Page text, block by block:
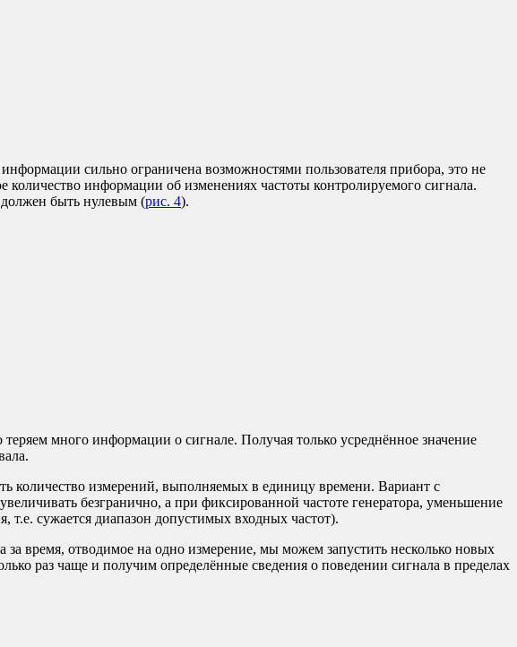
сильно ограничена возможностями пользователя прибора, это не
информации об изменениях частоты контролируемого сигнала.
быть нулевым (рис. 4).
много информации о сигнале. Получая только усреднённое значение
количество измерений, выполняемых в единицу времени. Вариант с
безгранично, а при фиксированной частоте генератора, уменьшение
сужается диапазон допустимых входных частот).
за время, отводимое на одно измерение, мы можем запустить несколько новых
раз чаще и получим определённые сведения о поведении сигнала в пределах